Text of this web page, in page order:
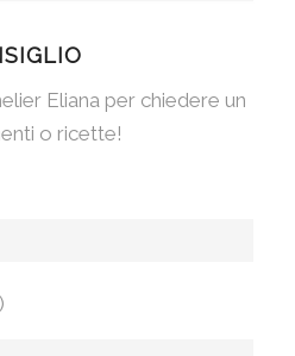
Eliana per chiedere un
o ricette!